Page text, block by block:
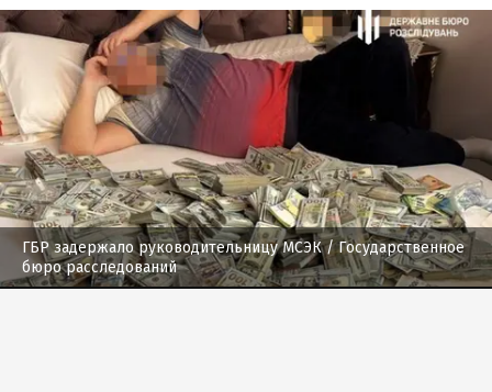
ГБР задержало руководительницу МСЭК/ Государственное
бюро расследований